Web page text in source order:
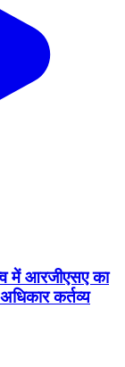
में आरजीएसए का
कर्तव्य